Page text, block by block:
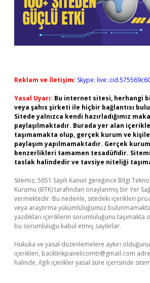
Reklam ve İletişim: Skype:
Yasal Uyarı: Bu internet sitesi, herhangi
veya şahıs şirketi ile hiçbir bağlantısı
Sitede yalnızca kendi hazırladığımız
paylaşılmaktadır. Burada yer alan
taşımamakta olup, gerçek kurum ve
paylaşım yapılmamaktadır. Gerçek
benzerlikleri tamamen tesadüfidir.
taslak halindedir ve tavsiye niteliği
Sitemiz, 5651 Sayılı Kanun gereğince Bilgi
Kurumu (BTK) tarafından onaylanmış bir Yer
vermektedir. Bu nedenle, sitedeki içerikleri
veya araştırma yükümlülüğümüz
yazdıkları içeriklerin sorumluluğunu taşımakta
bu sorumluluğu kabul etmiş sayılırlar.
Hukuka ve yasal düzenlemelere aykırı
içerikleri, backlinkpanelicomtr@gmail.com
halinde, ilgili içerikler yasal süre içerisinde